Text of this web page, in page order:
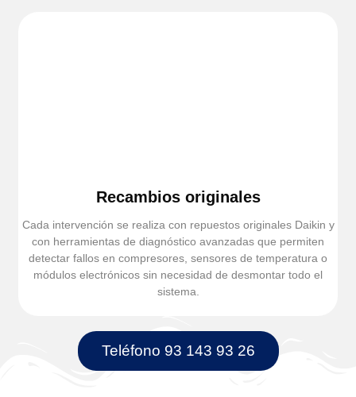
Recambios originales
Cada intervención se realiza con repuestos originales Daikin y
con herramientas de diagnóstico avanzadas que permiten
detectar fallos en compresores, sensores de temperatura o
módulos electrónicos sin necesidad de desmontar todo el
sistema.
Teléfono 93 143 93 26